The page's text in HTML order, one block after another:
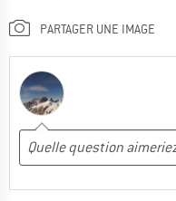
PARTAGER UNE IMAGE